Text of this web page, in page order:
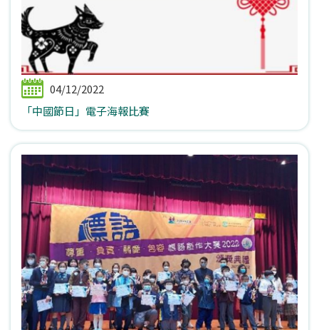
04/12/2022
「中國節日」電子海報比賽